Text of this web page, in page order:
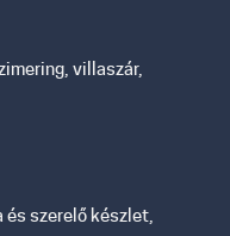
villaszár,
és szerelő készlet,